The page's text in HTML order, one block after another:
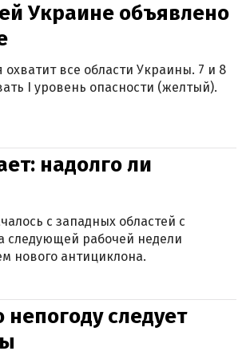
Украине объявлено
все области Украины. 7 и 8
I уровень опасности (желтый).
надолго ли
с западных областей с
следующей рабочей недели
нового антициклона.
следует